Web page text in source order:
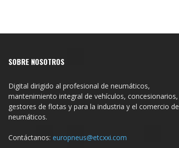
SOBRE NOSOTROS
Digital dirigido al profesional de neumáticos,
mantenimiento integral de vehículos, concesionarios,
gestores de flotas y para la industria y el comercio de
neumáticos.
Contáctanos: europneus@etcxxi.com